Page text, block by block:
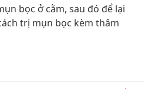
bọc ở cằm, sau đó để lại
trị mụn bọc kèm thâm